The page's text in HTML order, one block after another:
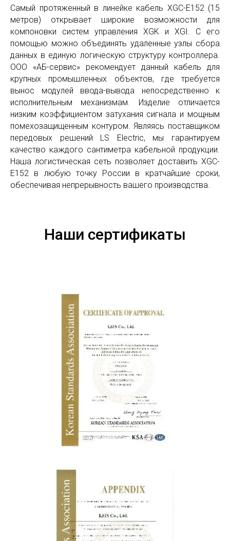
Самый протяженный в линейке кабель XGC-E152 (15
метров) открывает широкие возможности для
компоновки систем управления XGK и XGI. С его
помощью можно объединять удаленные узлы сбора
данных в единую логическую структуру контроллера.
ООО «АБ-сервис» рекомендует данный кабель для
крупных промышленных объектов, где требуется
вынос модулей ввода-вывода непосредственно к
исполнительным механизмам. Изделие отличается
низким коэффициентом затухания сигнала и мощным
помехозащищенным контуром. Являясь поставщиком
передовых решений LS Electric, мы гарантируем
качество каждого сантиметра кабельной продукции.
Наша логистическая сеть позволяет доставить XGC-
E152 в любую точку России в кратчайшие сроки,
обеспечивая непрерывность вашего производства.
Наши сертификаты